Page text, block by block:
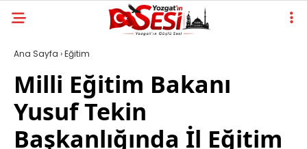
Ana Sayfa ›Eğitim
Milli Eğitim Bakanı
Yusuf Tekin
Başkanlığında İl Eğitim